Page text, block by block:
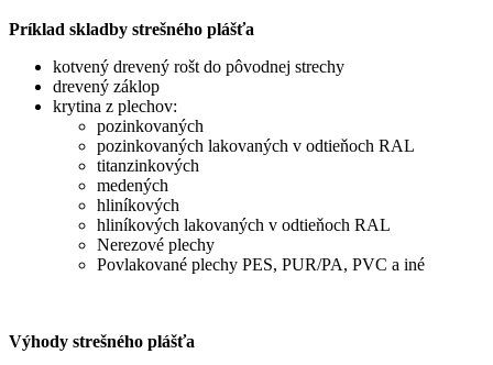
Príklad skladby strešného plášťa
kotvený drevený rošt do pôvodnej strechy
drevený záklop
krytina z plechov:
pozinkovaných
pozinkovaných lakovaných v odtieňoch RAL
titanzinkových
medených
hliníkových
hliníkových lakovaných v odtieňoch RAL
Nerezové plechy
Povlakované plechy PES, PUR/PA, PVC a iné
Výhody strešného plášťa